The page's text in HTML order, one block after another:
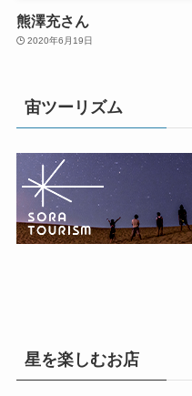
熊澤充さん
2020年6月19日
宙ツーリズム
星を楽しむお店